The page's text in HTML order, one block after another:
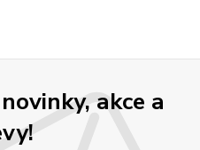
akce a